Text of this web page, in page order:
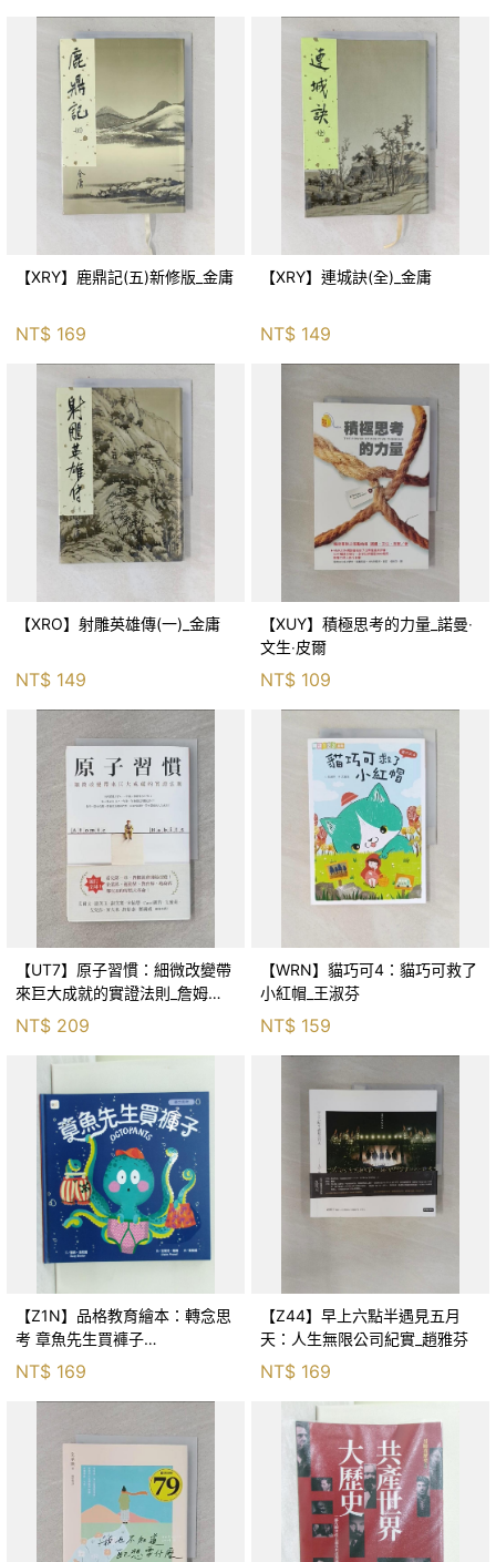
【XRY】鹿鼎記(五)新修版_金庸
NT$ 169
【XRY】連城訣(全)_金庸
NT$ 149
【XRO】射雕英雄傳(一)_金庸
NT$ 149
【XUY】積極思考的力量_諾曼‧
文生‧皮爾
NT$ 109
【UT7】原子習慣：細微改變帶
來巨大成就的實證法則_詹姆斯‧
克利爾, 蔡世偉
NT$ 209
【WRN】貓巧可4：貓巧可救了
小紅帽_王淑芬
NT$ 159
【Z1N】品格教育繪本：轉念思
考 章魚先生買褲子
(Octopants)_蘇西‧西尼爾, 黃筱
NT$ 169
【Z44】早上六點半遇見五月
天：人生無限公司紀實_趙雅芬
NT$ 169